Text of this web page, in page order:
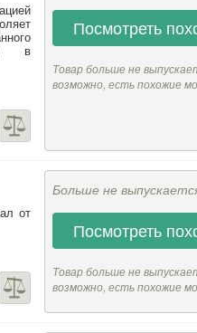
в
Посмотреть
Товар больше не
возможно, есть похожие
от
Больше не
Посмотреть
Товар больше не
возможно, есть похожие